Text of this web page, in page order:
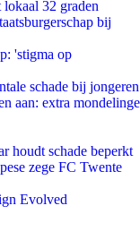
32 graden
bij
'stigma op
schade bij jongeren
aan: extra mondelinge
houdt schade beperkt
zege FC Twente
Evolved